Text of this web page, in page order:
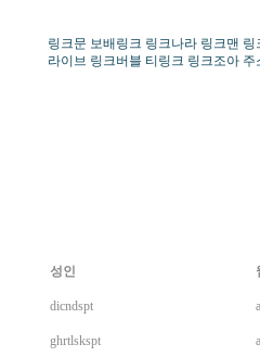
링크문 보배링크 링크나라 링크맨
라이브 링크버블 티링크 링크조아
성인
dicndspt
ghrtlskspt